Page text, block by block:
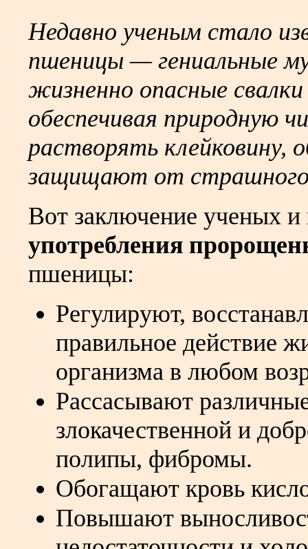
Недавно ученым стало
пшеницы — гениальные
жизненно опасные
обеспечивая природную
растворять клейковину,
защищают от страшного
Вот заключение ученых и
употребления
пшеницы:
Регулируют,
правильное действие
организма в любом
Рассасывают
злокачественной и
полипы, фибромы.
Обогащают кровь
Повышают